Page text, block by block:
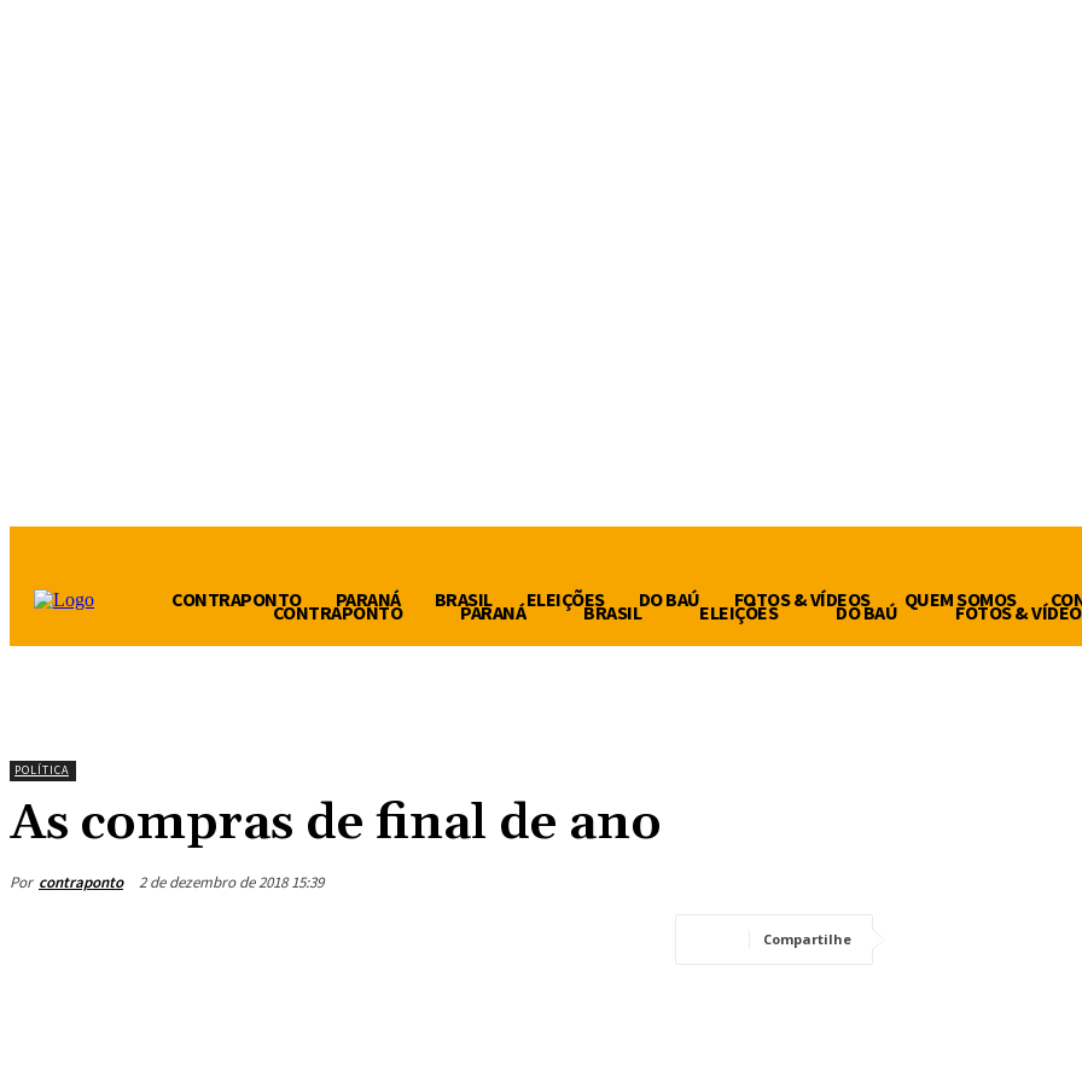
CONTRAPONTO PARANÁ BRASIL ELEIÇÕES DO BAÚ FOTOS &
CONTRAPONTO PARANÁ BRASIL ELEIÇÕES DO BAÚ FOTOS & VÍDEOS QUEM SOMOS
POLÍTICA
As compras de final de ano
Por contraponto 2 de dezembro de 2018 15:39
Compartilhe